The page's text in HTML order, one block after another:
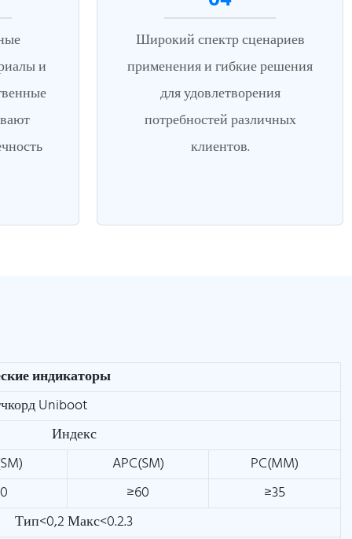
и
Широкий спектр сценариев
применения и гибкие решения
для удовлетворения
потребностей различных
клиентов.
индикаторы
Uniboot
Индекс
APC(SM)
PC(MM)
≥60
≥35
Тип<0,2 Макс<0.2.3